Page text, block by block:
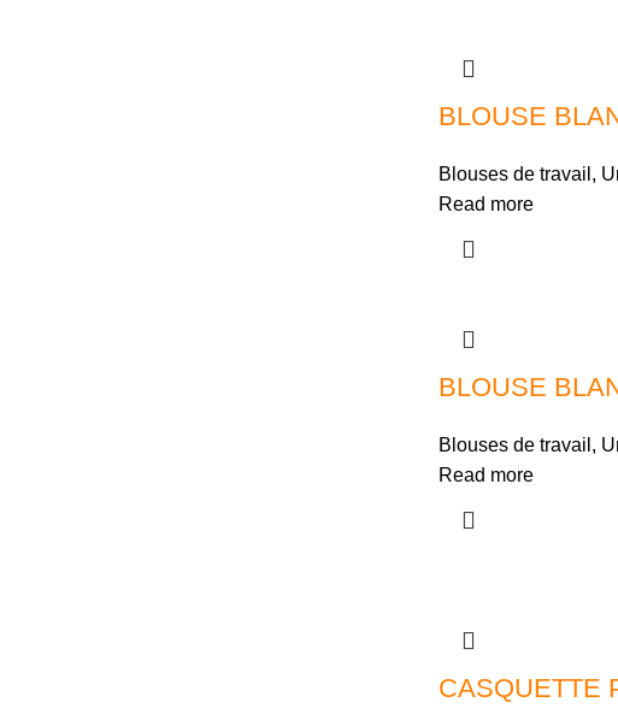
BLOUSE
Blouses de travail ,
Read more
BLOUSE
Blouses de travail ,
Read more
CASQUETTE